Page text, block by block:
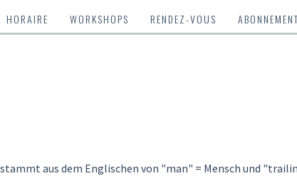
HORAIRE WORKSHOPS RENDEZ-VOUS
aus dem Englischen von "man" = Mensch und